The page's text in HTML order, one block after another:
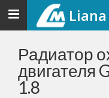
Toggle
navigation
Liana
Радиатор
двигателя
1.8